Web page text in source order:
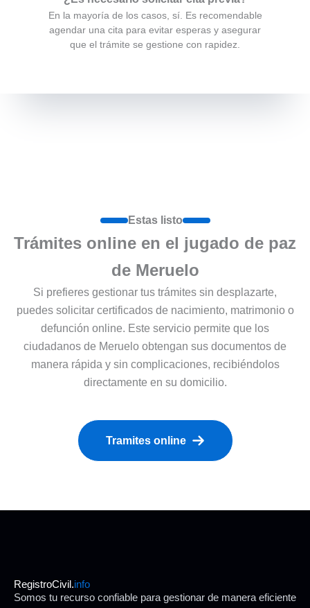
En la mayoría de los casos, sí. Es recomendable
agendar una cita para evitar esperas y asegurar
que el trámite se gestione con rapidez.
Estas listo
Trámites online en el jugado de paz
de Meruelo
Si prefieres gestionar tus trámites sin desplazarte,
puedes solicitar certificados de nacimiento, matrimonio o
defunción online. Este servicio permite que los
ciudadanos de Meruelo obtengan sus documentos de
manera rápida y sin complicaciones, recibiéndolos
directamente en su domicilio.
Tramites online
RegistroCivil.info
Somos tu recurso confiable para gestionar de manera eficiente